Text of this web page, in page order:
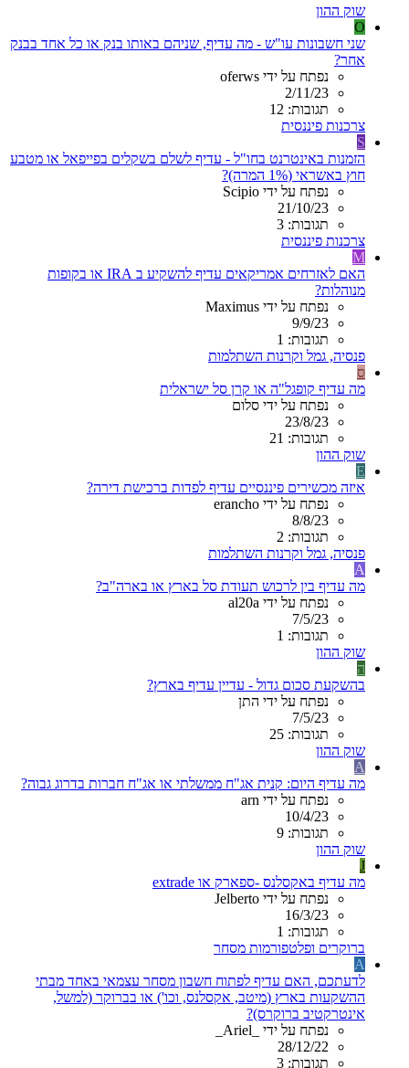
שוק ההון
O
שני חשבונות עו"ש - מה עדיף, שניהם באותו בנק או כל אחד בבנק
אחר?
נפתח על ידי oferws
2/11/23
תגובות: 12
צרכנות פיננסית
S
הזמנות באינטרנט בחו"ל - עדיף לשלם בשקלים בפייפאל או מטבע
חוץ באשראי (1% המרה)?
נפתח על ידי Scipio
21/10/23
תגובות: 3
צרכנות פיננסית
M
האם לאזרחים אמריקאים עדיף להשקיע ב IRA או בקופות
מנוהלות?
נפתח על ידי Maximus
9/9/23
תגובות: 1
פנסיה, גמל וקרנות השתלמות
ס
מה עדיף קופגל"ה או קרן סל ישראלית
נפתח על ידי סלום
23/8/23
תגובות: 21
שוק ההון
E
איזה מכשירים פיננסיים עדיף לפדות ברכישת דירה?
נפתח על ידי erancho
8/8/23
תגובות: 2
פנסיה, גמל וקרנות השתלמות
A
מה עדיף בין לרכוש תעודת סל בארץ או בארה"ב?
נפתח על ידי al20a
7/5/23
תגובות: 1
שוק ההון
ה
בהשקעת סכום גדול - עדיין עדיף בארץ?
נפתח על ידי התן
7/5/23
תגובות: 25
שוק ההון
A
מה עדיף היום: קנית אג"ח ממשלתי או אג"ח חברות בדרוג גבוה?
נפתח על ידי arn
10/4/23
תגובות: 9
שוק ההון
J
מה עדיף באקסלנס -ספארק או extrade
נפתח על ידי Jelberto
16/3/23
תגובות: 1
ברוקרים ופלטפורמות מסחר
A
לדעתכם, האם עדיף לפתוח חשבון מסחר עצמאי באחד מבתי
ההשקעות בארץ (מיטב, אקסלנס, וכו') או בברוקר (למשל,
אינטרקטיב ברוקרס)?
נפתח על ידי _Ariel_
28/12/22
תגובות: 3